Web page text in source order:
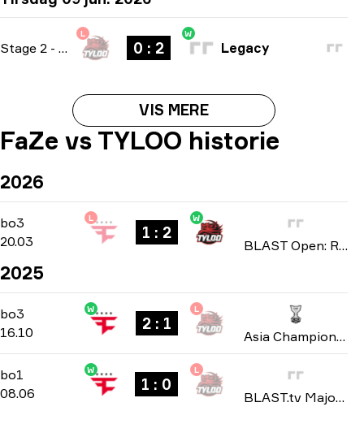
Stage 2 - bo3
L
0 : 2
W
Legacy
VIS MERE
FaZe vs TYLOO historie
2026
bo3 -bo3
20.03
L
1 : 2
W
BLAST Open: Rotterdam Spring 2026
2025
bo3 -bo3
16.10
W
2 : 1
L
Asia Championships 2025
bo1
bo1
08.06
W
1 : 0
L
BLAST.tv Major: Austin 2025